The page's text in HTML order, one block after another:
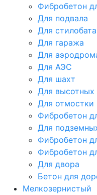
Фибробетон
Для подвала
Для стилобата
Для гаража
Для
Для АЭС
Для шахт
Для высотных
Для отмостки
Фибробетон
Для
Фибробетон
Фибробетон
Для двора
Бетон для
Мелкозернистый